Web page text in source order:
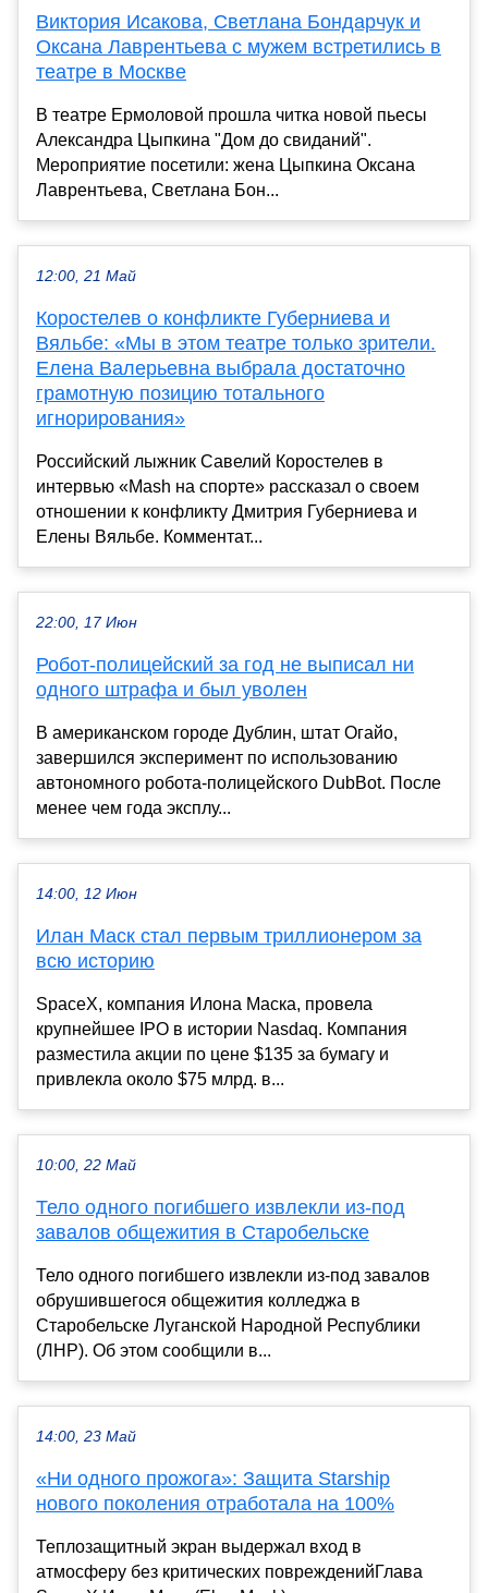
Виктория Исакова, Светлана Бондарчук и
Оксана Лаврентьева с мужем встретились в
театре в Москве
В театре Ермоловой прошла читка новой пьесы
Александра Цыпкина "Дом до свиданий".
Мероприятие посетили: жена Цыпкина Оксана
Лаврентьева, Светлана Бон...
12:00, 21 Май
Коростелев о конфликте Губерниева и
Вяльбе: «Мы в этом театре только зрители.
Елена Валерьевна выбрала достаточно
грамотную позицию тотального
игнорирования»
Российский лыжник Савелий Коростелев в
интервью «Mash на спорте» рассказал о своем
отношении к конфликту Дмитрия Губерниева и
Елены Вяльбе. Комментат...
22:00, 17 Июн
Робот-полицейский за год не выписал ни
одного штрафа и был уволен
В американском городе Дублин, штат Огайо,
завершился эксперимент по использованию
автономного робота-полицейского DubBot. После
менее чем года эксплу...
14:00, 12 Июн
Илан Маск стал первым триллионером за
всю историю
SpaceX, компания Илона Маска, провела
крупнейшее IPO в истории Nasdaq. Компания
разместила акции по цене $135 за бумагу и
привлекла около $75 млрд. в...
10:00, 22 Май
Тело одного погибшего извлекли из-под
завалов общежития в Старобельске
Тело одного погибшего извлекли из-под завалов
обрушившегося общежития колледжа в
Старобельске Луганской Народной Республики
(ЛНР). Об этом сообщили в...
14:00, 23 Май
«Ни одного прожога»: Защита Starship
нового поколения отработала на 100%
Теплозащитный экран выдержал вход в
атмосферу без критических поврежденийГлава